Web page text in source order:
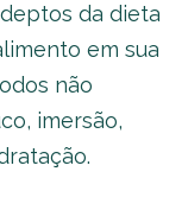
da dieta
em sua
não
imersão,